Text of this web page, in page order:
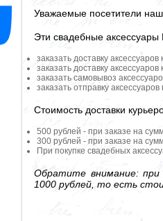
Уважаемые посетители
Эти свадебные
заказать доставку
заказать доставку
заказать самовывоз
заказать отправку
Стоимость доставки
500 рублей - при заказе на
300 рублей - при заказе на
При покупке свадебных
Обратите внимание: при
1000 рублей, то есть